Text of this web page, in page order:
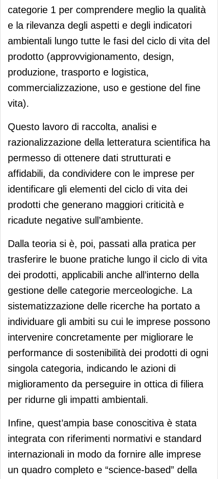
categorie 1 per comprendere meglio la qualità
e la rilevanza degli aspetti e degli indicatori
ambientali lungo tutte le fasi del ciclo di vita del
prodotto (approvvigionamento, design,
produzione, trasporto e logistica,
commercializzazione, uso e gestione del fine
vita).
Questo lavoro di raccolta, analisi e
razionalizzazione della letteratura scientifica ha
permesso di ottenere dati strutturati e
affidabili, da condividere con le imprese per
identificare gli elementi del ciclo di vita dei
prodotti che generano maggiori criticità e
ricadute negative sull’ambiente.
Dalla teoria si è, poi, passati alla pratica per
trasferire le buone pratiche lungo il ciclo di vita
dei prodotti, applicabili anche all’interno della
gestione delle categorie merceologiche. La
sistematizzazione delle ricerche ha portato a
individuare gli ambiti su cui le imprese possono
intervenire concretamente per migliorare le
performance di sostenibilità dei prodotti di ogni
singola categoria, indicando le azioni di
miglioramento da perseguire in ottica di filiera
per ridurne gli impatti ambientali.
Infine, quest’ampia base conoscitiva è stata
integrata con riferimenti normativi e standard
internazionali in modo da fornire alle imprese
un quadro completo e “science-based” della